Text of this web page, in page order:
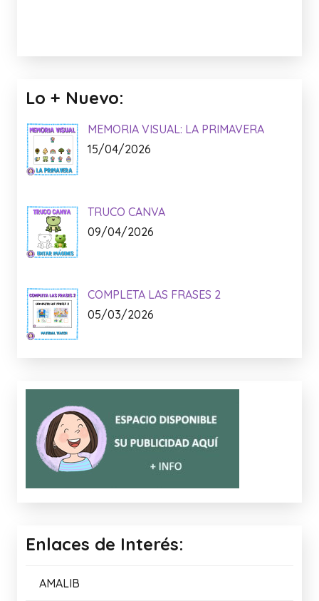
Lo + Nuevo:
MEMORIA VISUAL: LA PRIMAVERA
15/04/2026
TRUCO CANVA
09/04/2026
COMPLETA LAS FRASES 2
05/03/2026
Enlaces de Interés:
AMALIB